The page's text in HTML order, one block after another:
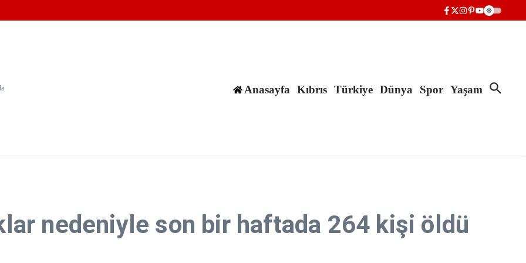
Anasayfa Kıbrıs Türkiye Dünya Spor Yaşam
nedeniyle son bir haftada 264 kişi öldü